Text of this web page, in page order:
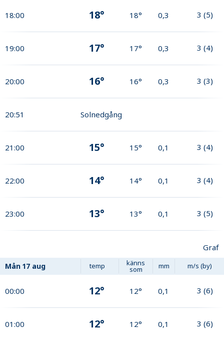
18:00 18° 18° 0,3 3 (5)
19:00 17° 17° 0,3 3 (4)
20:00 16° 16° 0,3 3 (3)
20:51 Solnedgång
21:00 15° 15° 0,1 3 (4)
22:00 14° 14° 0,1 3 (4)
23:00 13° 13° 0,1 3 (5)
Graf
Mån 17 aug temp känns
som mm m/s (by)
00:00 12° 12° 0,1 3 (6)
01:00 12° 12° 0,1 3 (6)